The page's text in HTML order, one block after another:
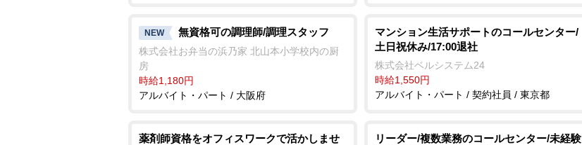
NEW 無資格可の調理師/調理スタッフ
株式会社お弁当の浜乃家 北山本小学校内の厨
房
時給1,180円
アルバイト・パート / 大阪府
マンション生活サポートのコールセンター/
土日祝休み/17:00退社
株式会社ベルシステム24
時給1,550円
アルバイト・パート / 契約社員 / 東京都
薬剤師資格をオフィスワークで活かしませ
リーダー/複数業務のコールセンター/未経験